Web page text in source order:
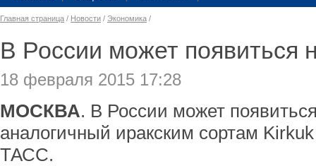
Главная страница / Новости / Экономика /
В России может появиться
18 февраля 2015 17:28
МОСКВА. В России может
аналогичный иракским сортам
ТАСС.